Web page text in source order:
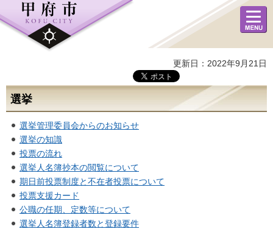
メニュ
ー
更新日：2022年9月21日
選挙
選挙管理委員会からのお知らせ
選挙の知識
投票の流れ
選挙人名簿抄本の閲覧について
期日前投票制度と不在者投票について
投票支援カード
公職の任期、定数等について
選挙人名簿登録者数と登録要件